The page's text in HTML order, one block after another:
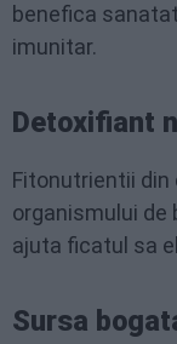
benefica
imunitar.
Detoxifiant
Fitonutrientii din
organismului de
ajuta ficatul sa
Sursa